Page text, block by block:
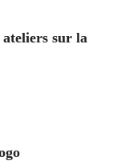
ateliers sur la